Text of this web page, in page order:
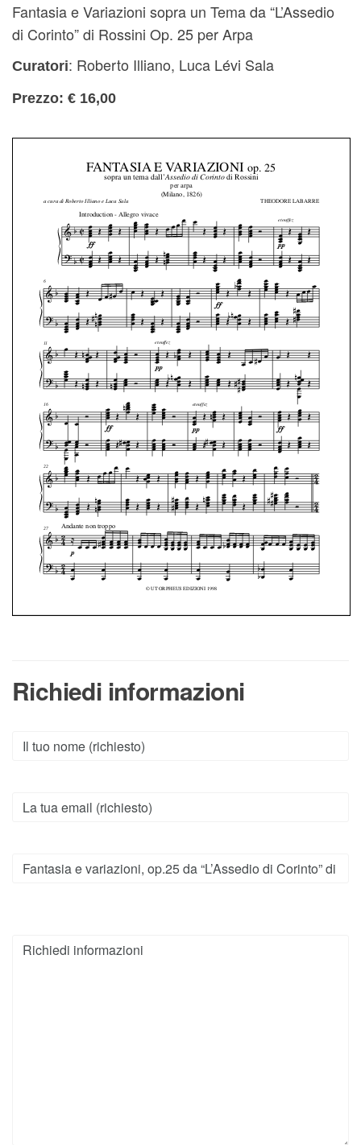
Fantasia e Variazioni sopra un Tema da “L’Assedio
di Corinto” di Rossini Op. 25 per Arpa
Curatori: Roberto Illiano, Luca Lévi Sala
Prezzo: € 16,00
Richiedi informazioni